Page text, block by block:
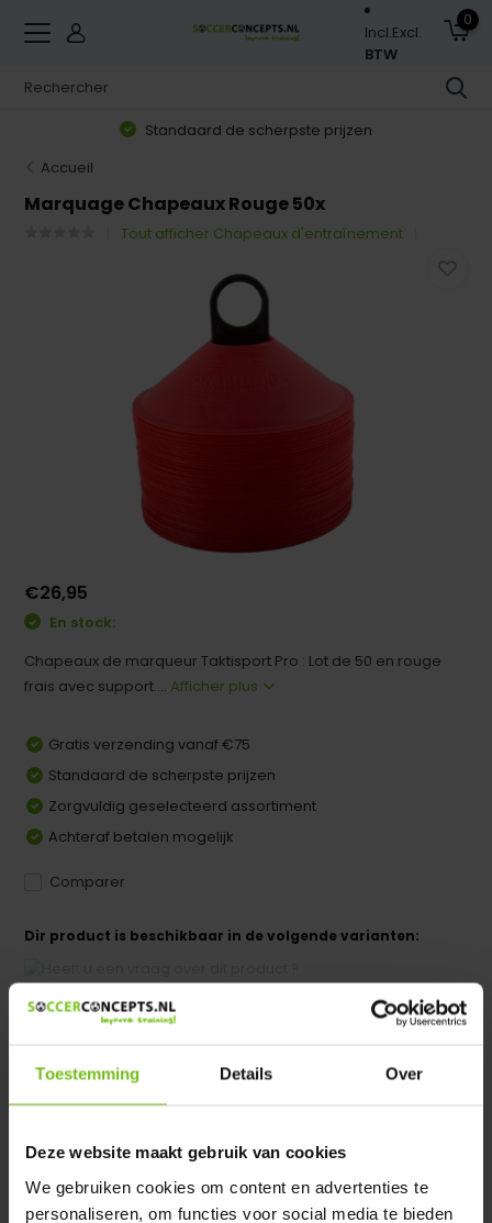
Toestemming Details Over
Deze website maakt gebruik van cookies
We gebruiken cookies om content en advertenties te
personaliseren, om functies voor social media te bieden
Incl.Excl.
BTW
0
Standaard de scherpste prijzen
Accueil
Marquage Chapeaux Rouge 50x
Tout afficher Chapeaux d'entraînement
€26,95
En stock:
Chapeaux de marqueur Taktisport Pro : Lot de 50 en rouge
frais avec support.... Afficher plus
Gratis verzending vanaf €75
Standaard de scherpste prijzen
Zorgvuldig geselecteerd assortiment
Achteraf betalen mogelijk
Comparer
Dir product is beschikbaar in de volgende varianten:
Heeft u een vraag over dit product ?
We helpen u graag met meer informatie
Spécifications